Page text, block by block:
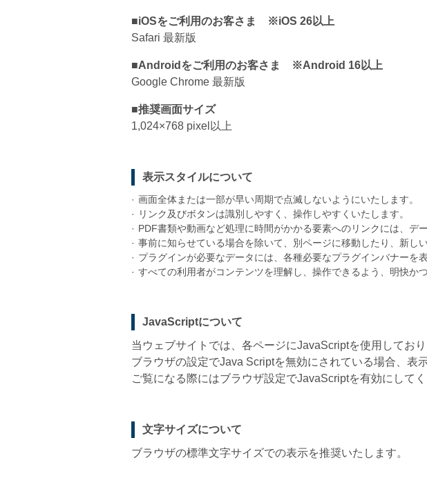
■iOSをご利用のお客さま ※iOS 26以上
Safari 最新版
■Androidをご利用のお客さま ※Android 16以上
Google Chrome 最新版
■推奨画面サイズ
1,024×768 pixel以上
表示スタイルについて
· 画面全体または一部が早い周期で点滅しないようにいたします。
·
リンク及びボタンは識別しやすく、操作しやすくいたします。
· PDF書類や動画など処理に時間がかかる要素へのリンクには、デ
· 事前に知らせている場合を除いて、別ページに移動したり、新し
· プラグインが必要なデータには、各種必要なプラグインバナーを
· すべての利用者がコンテンツを理解し、操作できるよう、明快か
JavaScriptについて
当ウェブサイトでは、各ページにJavaScriptを使用しており
ブラウザの設定でJava Scriptを無効にされている場合、表
ご覧になる際にはブラウザ設定でJavaScriptを有効にしてく
文字サイズについて
ブラウザの標準文字サイズでの表示を推奨いたします。